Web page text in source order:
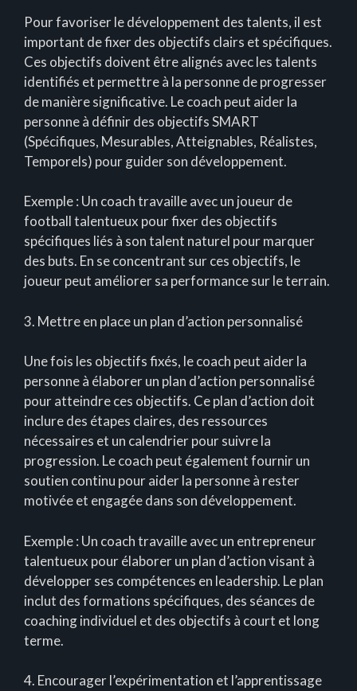
Pour favoriser le développement des talents, il est
important de fixer des objectifs clairs et spécifiques.
Ces objectifs doivent être alignés avec les talents
identifiés et permettre à la personne de progresser
de manière significative. Le coach peut aider la
personne à définir des objectifs SMART
(Spécifiques, Mesurables, Atteignables, Réalistes,
Temporels) pour guider son développement.
Exemple : Un coach travaille avec un joueur de
football talentueux pour fixer des objectifs
spécifiques liés à son talent naturel pour marquer
des buts. En se concentrant sur ces objectifs, le
joueur peut améliorer sa performance sur le terrain.
3. Mettre en place un plan d’action personnalisé
Une fois les objectifs fixés, le coach peut aider la
personne à élaborer un plan d’action personnalisé
pour atteindre ces objectifs. Ce plan d’action doit
inclure des étapes claires, des ressources
nécessaires et un calendrier pour suivre la
progression. Le coach peut également fournir un
soutien continu pour aider la personne à rester
motivée et engagée dans son développement.
Exemple : Un coach travaille avec un entrepreneur
talentueux pour élaborer un plan d’action visant à
développer ses compétences en leadership. Le plan
inclut des formations spécifiques, des séances de
coaching individuel et des objectifs à court et long
terme.
4. Encourager l’expérimentation et l’apprentissage